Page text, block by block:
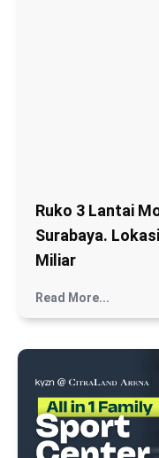
Ruko 3 Lantai
Surabaya.
Miliar
Read More...